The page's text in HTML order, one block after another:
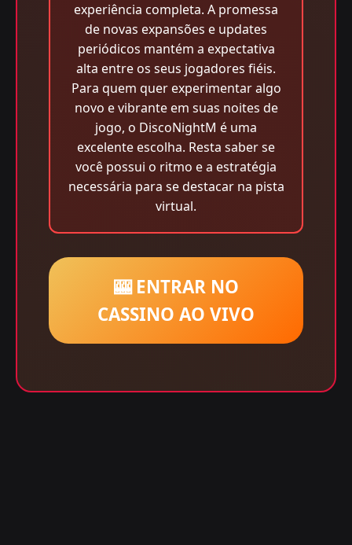
experiência completa. A promessa
de novas expansões e updates
periódicos mantém a expectativa
alta entre os seus jogadores fiéis.
Para quem quer experimentar algo
novo e vibrante em suas noites de
jogo, o DiscoNightM é uma
excelente escolha. Resta saber se
você possui o ritmo e a estratégia
necessária para se destacar na pista
virtual.
🎰 ENTRAR NO
CASSINO AO VIVO